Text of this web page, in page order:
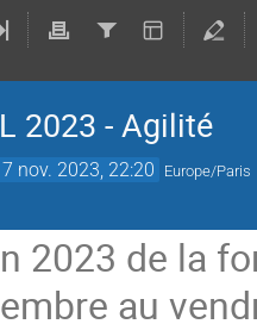
2023 - Agilité
nov. 2023, 22:20 Europe/Paris
2023 de la
au